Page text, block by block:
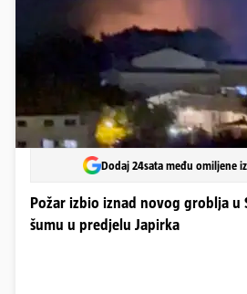
Dodaj 24sata među omiljene
Požar izbio iznad novog groblja u
šumu u predjelu Japirka